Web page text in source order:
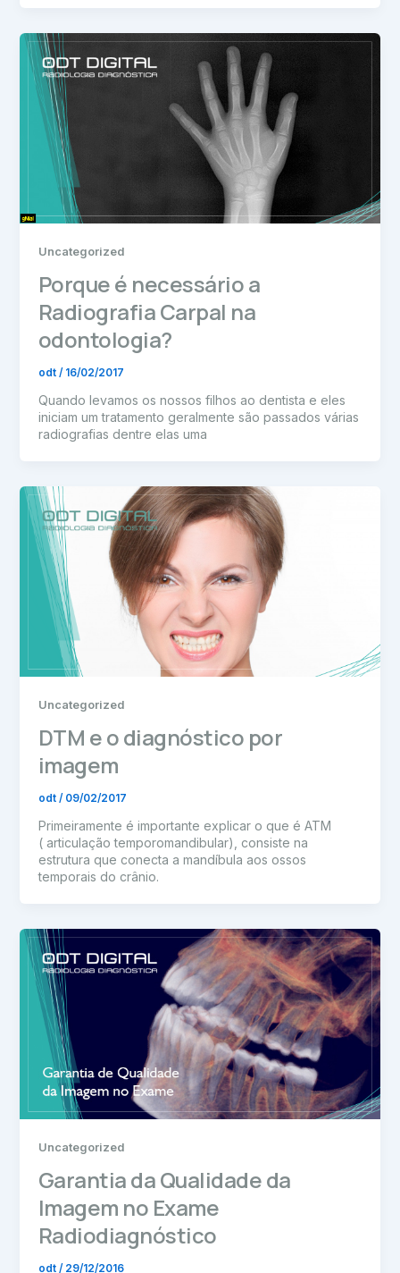
Uncategorized
Porque é necessário a
Radiografia Carpal na
odontologia?
odt / 16/02/2017
Quando levamos os nossos filhos ao dentista e eles
iniciam um tratamento geralmente são passados várias
radiografias dentre elas uma
Uncategorized
DTM e o diagnóstico por
imagem
odt / 09/02/2017
Primeiramente é importante explicar o que é ATM
( articulação temporomandibular), consiste na
estrutura que conecta a mandíbula aos ossos
temporais do crânio.
Uncategorized
Garantia da Qualidade da
Imagem no Exame
Radiodiagnóstico
odt / 29/12/2016